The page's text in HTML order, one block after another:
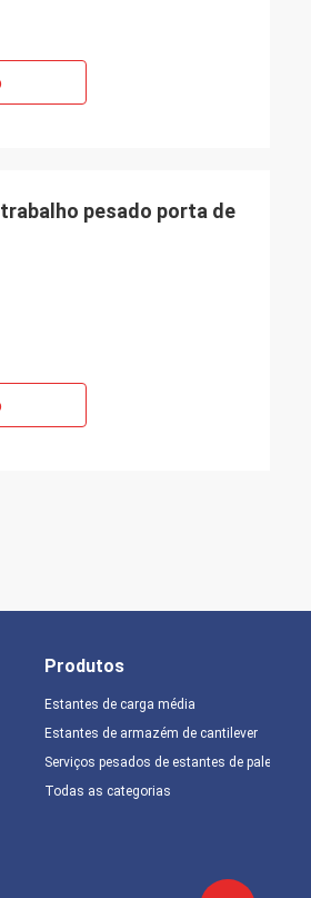
pesado porta de
Produtos
Estantes de carga média
Estantes de armazém de cantilever
Serviços pesados de estantes de paletes
Todas as categorias